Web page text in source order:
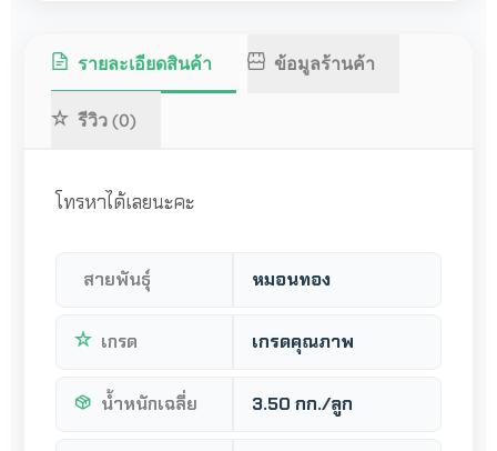
รายละเอียดสินค้า ข้อมูลร้านค้า
รีวิว (0)
โทรหาได้เลยนะคะ
สายพันธุ์ หมอนทอง
เกรด เกรดคุณภาพ
น้ำหนักเฉลี่ย 3.50 กก./ลูก